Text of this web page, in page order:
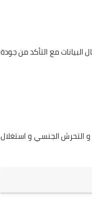
مع التأكد من جودة
و التحرش الجنسي و استغلال